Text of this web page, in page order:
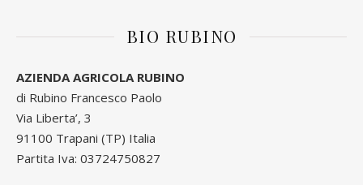
BIO RUBINO
AZIENDA AGRICOLA RUBINO
di Rubino Francesco Paolo
Via Liberta’, 3
91100 Trapani (TP) Italia
Partita Iva: 03724750827